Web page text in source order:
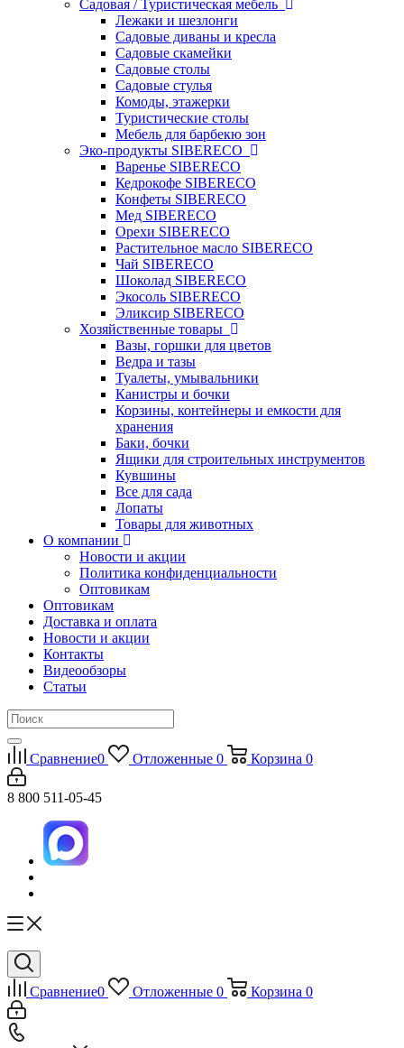
Садовая / Туристическая мебель
Лежаки и шезлонги
Садовые диваны и кресла
Садовые скамейки
Садовые столы
Садовые стулья
Комоды, этажерки
Туристические столы
Мебель для барбекю зон
Эко-продукты SIBERECO
Варенье SIBERECO
Кедрокофе SIBERECO
Конфеты SIBERECO
Мед SIBERECO
Орехи SIBERECO
Растительное масло SIBERECO
Чай SIBERECO
Шоколад SIBERECO
Экосоль SIBERECO
Эликсир SIBERECO
Хозяйственные товары
Вазы, горшки для цветов
Ведра и тазы
Туалеты, умывальники
Канистры и бочки
Корзины, контейнеры и емкости для
хранения
Баки, бочки
Ящики для строительных инструментов
Кувшины
Все для сада
Лопаты
Товары для животных
О компании
Новости и акции
Политика конфиденциальности
Оптовикам
Оптовикам
Доставка и оплата
Новости и акции
Контакты
Видеообзоры
Статьи
Сравнение0 Отложенные 0 Корзина 0
8 800 511-05-45
Сравнение0 Отложенные 0 Корзина 0